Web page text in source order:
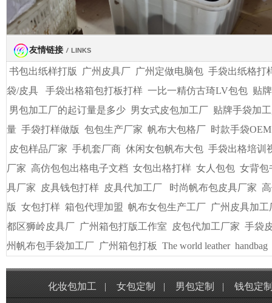
友情链接 / LINKS
书包出纸样打版 广州皮具厂 广州定做电脑包 手袋出纸格打
袋/皮具
手袋出格箱包打板打样 一比一精仿古琦LV包包 贴
男包加工厂的起订量是多少 男女式皮包加工厂 贴牌手袋加
量 手袋打样做版 包包生产厂家 帆布大包格厂 时款手袋OEM
皮包样品厂家 手机套厂商 休闲女包帆布大包 手袋出格培训
厂家 高仿包包出格电子文档 女包出格打样 女人包包 女背包
具厂家
皮具钱包打样 皮具代加工厂 时尚帆布包皮具厂家
版 女包打样 箱包代理加盟 帆布女包生产工厂 广州皮具加工
都区狮岭皮具厂 广州箱包打版工作室 皮包代加工厂家 手袋
州帆布包手袋加工厂 广州箱包打板 The world leather handbag
化妆包加工 | 女包定制 | 男包定制 | 钱包定